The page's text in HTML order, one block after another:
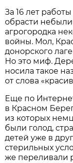
За 16 лет
обрасти
агрогородка
войны. Мол,
донорского
Но это миф.
носила такое
от слова
Еще по
в Красном
из которых
были голод,
детей уже в
стерильных
же переливали